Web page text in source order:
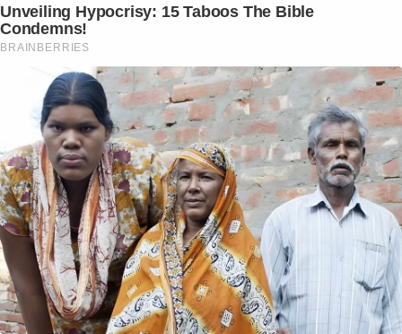
Unveiling Hypocrisy: 15 Taboos The Bible
Condemns!
BRAINBERRIES